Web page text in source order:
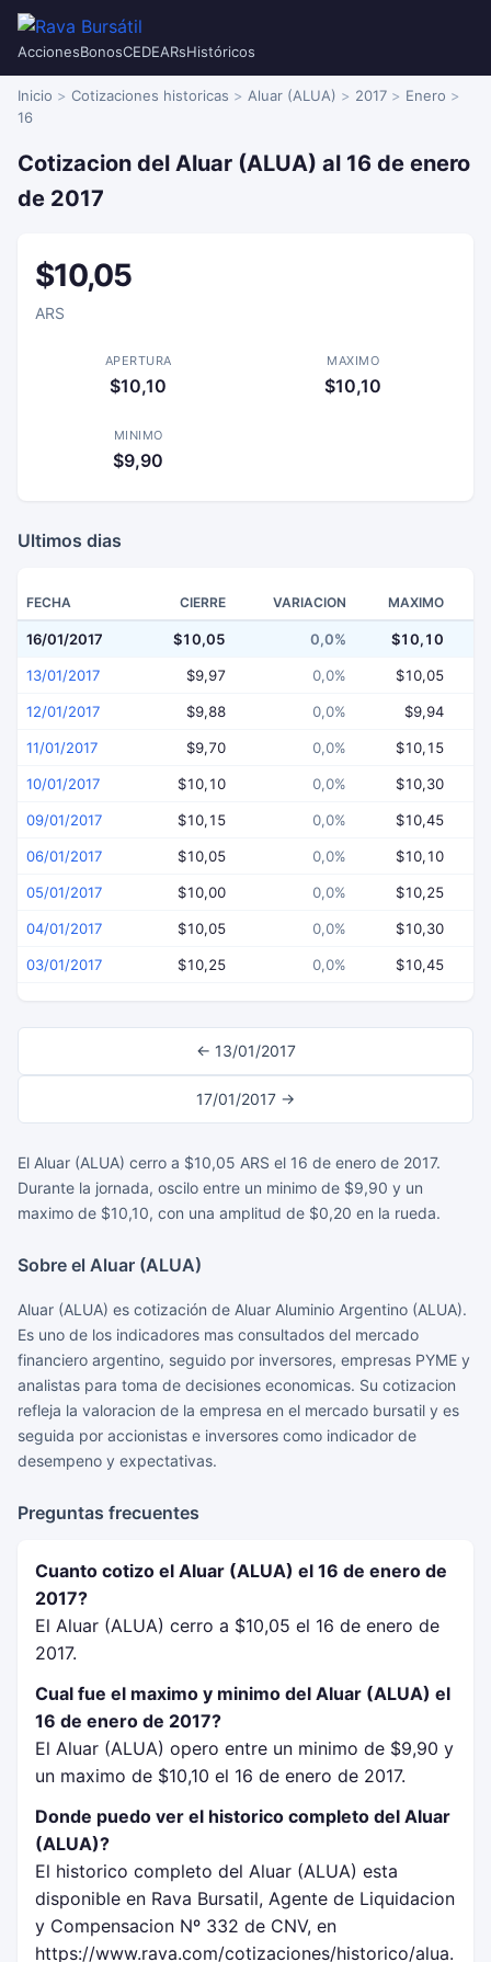
AccionesBonosCEDEARsHistóricos
Inicio Cotizaciones historicas Aluar (ALUA) 2017
Enero
16
Cotizacion del Aluar (ALUA) al 16 de enero
de 2017
$10,05
ARS
APERTURA
$10,10
MAXIMO
$10,10
MINIMO
$9,90
Ultimos dias
FECHA CIERRE VARIACION MAXIMO
16/01/2017 $10,05 0,0% $10,10
13/01/2017 $9,97 0,0% $10,05
12/01/2017 $9,88 0,0% $9,94
11/01/2017 $9,70 0,0% $10,15
10/01/2017 $10,10 0,0% $10,30
09/01/2017 $10,15 0,0% $10,45
06/01/2017 $10,05 0,0% $10,10
05/01/2017 $10,00 0,0% $10,25
04/01/2017 $10,05 0,0% $10,30
03/01/2017 $10,25 0,0% $10,45
← 13/01/2017
17/01/2017 →
El Aluar (ALUA) cerro a $10,05 ARS el 16 de enero de 2017.
Durante la jornada, oscilo entre un minimo de $9,90 y un
maximo de $10,10, con una amplitud de $0,20 en la rueda.
Sobre el Aluar (ALUA)
Aluar (ALUA) es cotización de Aluar Aluminio Argentino (ALUA).
Es uno de los indicadores mas consultados del mercado
financiero argentino, seguido por inversores, empresas PYME y
analistas para toma de decisiones economicas. Su cotizacion
refleja la valoracion de la empresa en el mercado bursatil y es
seguida por accionistas e inversores como indicador de
desempeno y expectativas.
Preguntas frecuentes
Cuanto cotizo el Aluar (ALUA) el 16 de enero de
2017?
El Aluar (ALUA) cerro a $10,05 el 16 de enero de
2017.
Cual fue el maximo y minimo del Aluar (ALUA) el
16 de enero de 2017?
El Aluar (ALUA) opero entre un minimo de $9,90 y
un maximo de $10,10 el 16 de enero de 2017.
Donde puedo ver el historico completo del Aluar
(ALUA)?
El historico completo del Aluar (ALUA) esta
disponible en Rava Bursatil, Agente de Liquidacion
y Compensacion Nº 332 de CNV, en
https://www.rava.com/cotizaciones/historico/alua.